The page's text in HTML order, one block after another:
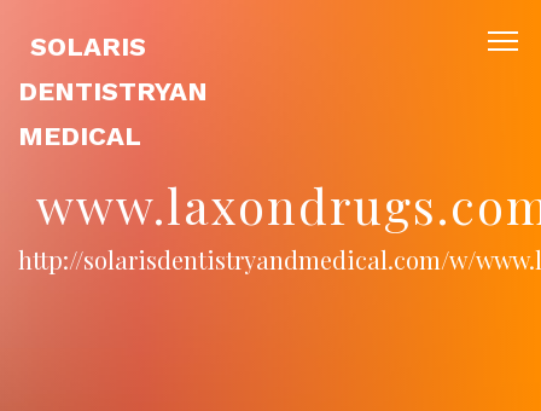
SOLARIS
DENTISTRYAN
MEDICAL
http://solarisdentistryandmedical.com/w/